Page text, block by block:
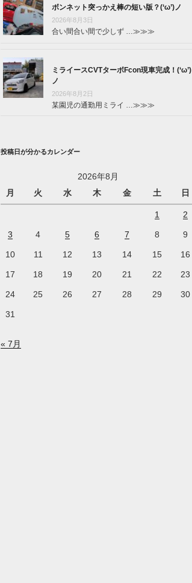
ボンネット突っかえ棒の短い版？(‘ω’)ノ
2026年8月3日
合い間合い間で少しず …≫≫≫
ミライースCVTターボFcon現車完成！(‘ω’)
ノ
2026年8月2日
某園児の通勤用ミライ …≫≫≫
投稿日が分かるカレンダー
2026年8月
月
火 水 木 金 土 日
1 2
3 4 5 6 7 8 9
10 11 12 13 14 15 16
17 18 19 20 21 22 23
24 25 26 27 28 29 30
31
« 7月